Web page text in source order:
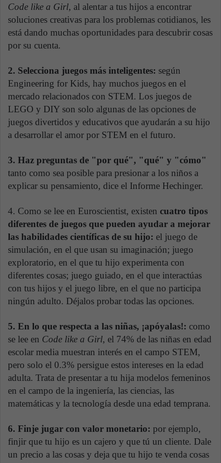
Code like a Girl, al alentar a tus hijos a encontrar
soluciones creativas para los problemas cotidianos, les
está dando muchas oportunidades para descubrir cosas
por su cuenta.
2. Selecciona juegos más inteligentes: según
Engineering for Kids, hay muchos juegos en el
mercado relacionados con STEM. Los juegos de
LEGO y DIY son solo algunas de las opciones de
juegos divertidos y educativos que ayudarán a su hijo
a desarrollar el amor por STEM en el futuro.
3. Haz preguntas de "por qué", "qué" y "cómo"
tanto como sea posible para presionar a los niños a
explicar su pensamiento, dice el Informe Hechinger.
4. Como se lee en Euroscientist, existen cuatro tipos
diferentes de juegos que pueden ayudar a mejorar
las habilidades científicas de su hijo: el juego de
simulación, en el que usan su imaginación; juego
exploratorio, en el que tu hijo experimenta con
diferentes cosas; juego guiado, en el que interactúas
con tus hijos y el juego libre, en el que no participa
ningún adulto. Déjalos probar todas las opciones.
5. En lo que respecta a las niñas, ¡apóyalas!: como
se lee en Code like a Girl, el 74% de las niñas en edad
escolar media muestran interés en el campo STEM,
pero solo el 0.3% persigue estos intereses en la edad
adulta. Trata de presentar a tu hija modelos femeninos
en el campo de la ingeniería, las ciencias, las
matemáticas y la tecnología desde una edad temprana.
6. Finje jugar con valor monetario: por ejemplo,
finjir que tu hijo es un cajero y que tú un cliente. Dale
un precio a las cosas y deja que tu hijo te venda cosas